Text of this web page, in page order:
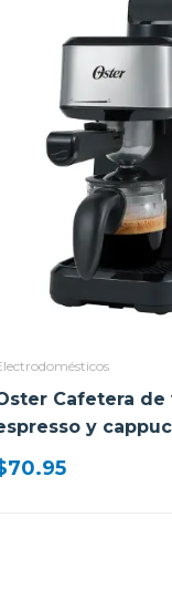
Cafetera de
y
capacidad de 2